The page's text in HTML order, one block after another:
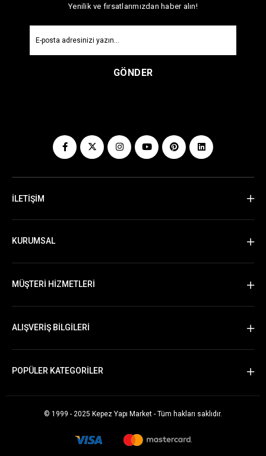
Yenilik ve fırsatlarımızdan haber alın!
GÖNDER
İLETİŞİM
KURUMSAL
MÜŞTERİ HİZMETLERİ
ALIŞVERİŞ BİLGİLERİ
POPÜLER KATEGORİLER
© 1999 - 2025 Kepez Yapı Market - Tüm hakları saklıdır.